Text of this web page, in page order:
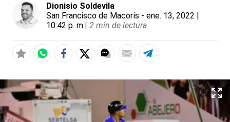
Dionisio Soldevila
San Francisco de Macorís - ene. 13, 2022 |
10:42 p. m.| 2 min de lectura